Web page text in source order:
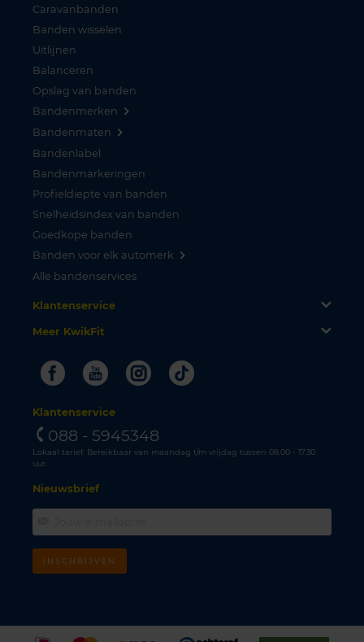
Caravanbanden
Banden wisselen
Uitlijnen
Balanceren
Opslag van banden
Bandenmerken
Bandenmaten
Bandenlabel
Bandenmarkeringen
Profieldiepte van banden
Snelheidsindex van banden
Goedkope banden
Banden voor elk automerk
Alle bandenservices
Klantenservice
Meer KwikFit
FacebookYoutubeInstagram
Tiktok
Klantenservice
088 - 5945348
Lokaal tarief. Bereikbaar van maandag t/m vrijdag tussen 08.00 - 17.30
uur.
Nieuwsbrief
INSCHRIJVEN